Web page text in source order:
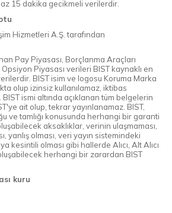
15 dakika gecikmeli verilerdir.
Hizmetleri A.Ş. tarafından
Pay Piyasası, Borçlanma Araçları
Piyasası verileri BIST kaynaklı en
BIST isim ve logosu Koruma Marka
olup izinsiz kullanılamaz, iktibas
ismi altında açıklanan tüm belgelerin
ait olup, tekrar yayınlanamaz. BIST,
ve tamlığı konusunda herhangi bir garanti
aksaklıklar, verinin ulaşmaması,
yanlış olması, veri yayın sistemindeki
kesintili olması gibi hallerde Alıcı, Alt Alıcı
herhangi bir zarardan BIST
kuru